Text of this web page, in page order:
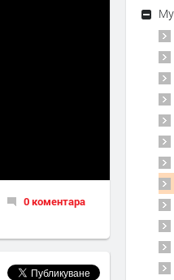
0 коментара